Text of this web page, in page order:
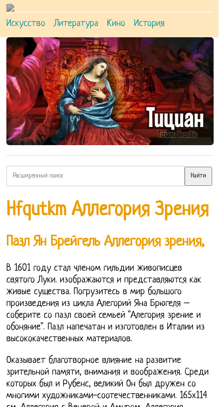
Искусство Литература Кино История
Hfqutkm Аллегория Зрения
Пазл Ян Брейгель Аллегория зрения,
В 1601 году стал членом гильдии живописцев
святого Луки. изображаются и представляются как
живые существа. Погрузитесь в мир большого
произведения из цикла Алегорий Яна Брюгеля –
соберите со пазл своей семьей "Алегория зрение и
обоняние". Пазл напечатан и изготовлен в Италии из
высококачественных материалов.
Оказывает благотворное влияние на развитие
зрительной памяти, внимания и воображения. Среди
которых был и Рубенс, великий Он был дружен со
многими художниками-соотечественниками. 165х114